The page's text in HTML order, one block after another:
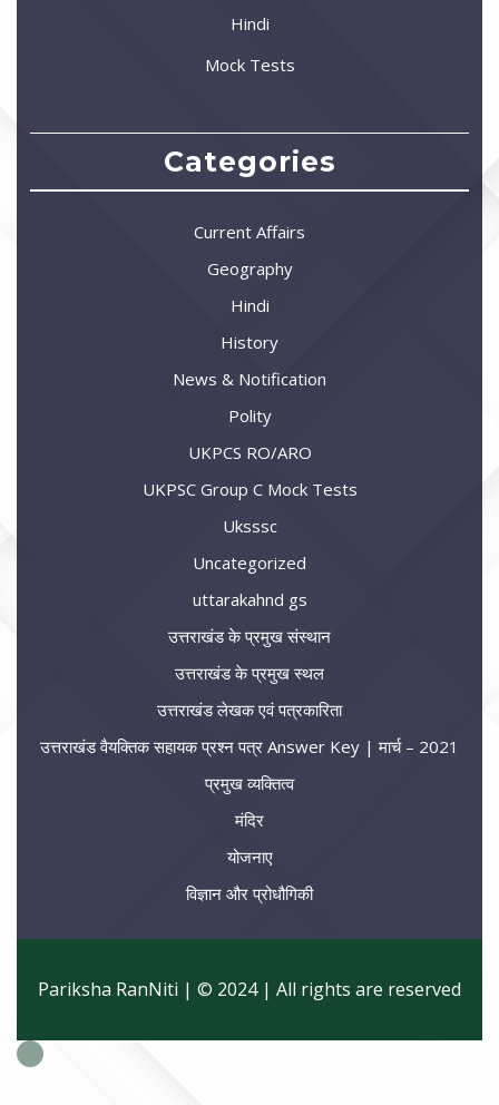
Hindi
Mock Tests
Categories
Current Affairs
Geography
Hindi
History
News & Notification
Polity
UKPCS RO/ARO
UKPSC Group C Mock Tests
Uksssc
Uncategorized
uttarakahnd gs
उत्तराखंड के प्रमुख संस्थान
उत्तराखंड के प्रमुख स्थल
उत्तराखंड लेखक एवं पत्रकारिता
उत्तराखंड वैयक्तिक सहायक प्रश्न पत्र Answer Key | मार्च – 2021
प्रमुख व्यक्तित्व
मंदिर
योजनाए
विज्ञान और प्रोधौगिकी
Pariksha RanNiti | © 2024 | All rights are reserved